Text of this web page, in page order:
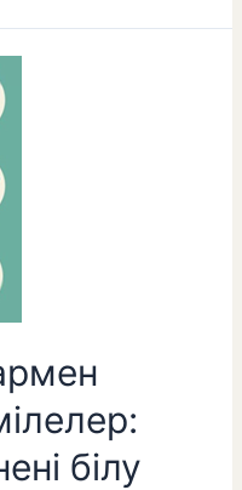
білу